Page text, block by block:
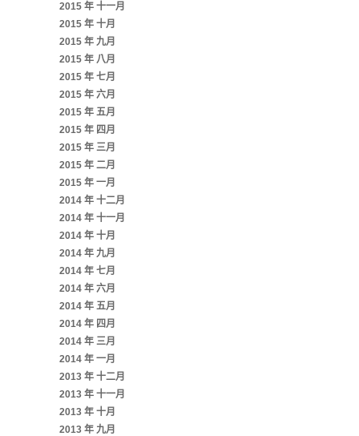
2015 年 十一月
2015 年 十月
2015 年 九月
2015 年 八月
2015 年 七月
2015 年 六月
2015 年 五月
2015 年 四月
2015 年 三月
2015 年 二月
2015 年 一月
2014 年 十二月
2014 年 十一月
2014 年 十月
2014 年 九月
2014 年 七月
2014 年 六月
2014 年 五月
2014 年 四月
2014 年 三月
2014 年 一月
2013 年 十二月
2013 年 十一月
2013 年 十月
2013 年 九月